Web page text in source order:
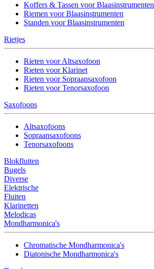
Koffers & Tassen voor Blaasinstrumenten
Riemen voor Blaasinstrumenten
Standen voor Blaasinstrumenten
Rietjes
Rieten voor Altsaxofoon
Rieten voor Klarinet
Rieten voor Sopraansaxofoon
Rieten voor Tenorsaxofoon
Saxofoons
Altsaxofoons
Sopraansaxofoons
Tenorsaxofoons
Blokfluiten
Bugels
Diverse
Elektrische
Fluiten
Klarinetten
Melodicas
Mondharmonica's
Chromatische Mondharmonica's
Diatonische Mondharmonica's